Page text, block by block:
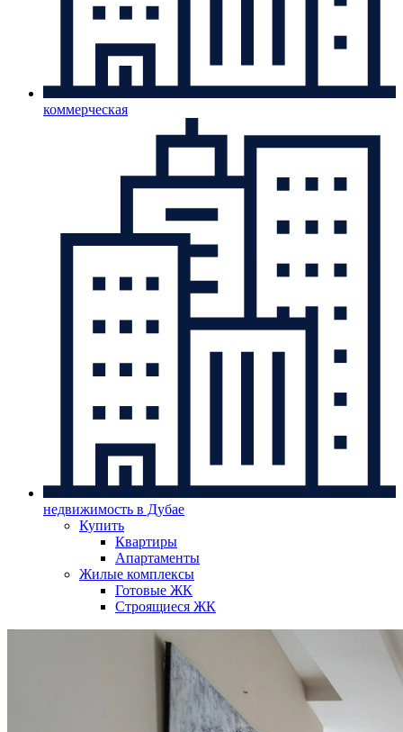
коммерческая
недвижимость в Дубае
Купить
Квартиры
Апартаменты
Жилые комплексы
Готовые ЖК
Строящиеся ЖК